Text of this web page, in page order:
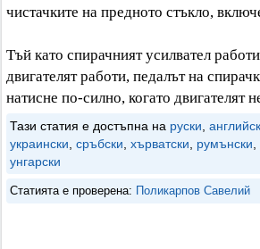
чистачките на предното стъкло,
Тъй като спирачният усилвател
двигателят работи, педалът на
натисне по-силно, когато двигателят
Тази статия е достъпна на руски
украински сръбски хърватски румънски
унгарски
Статията е проверена: Поликарпов Савелий